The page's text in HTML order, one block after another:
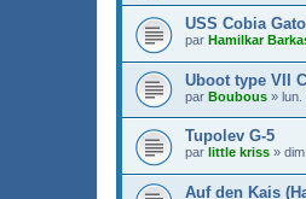
USS Cobia
par Hamilkar
Uboot type VII
par Boubous » lun.
Tupolev G-5
par little kriss »
Auf den Kais